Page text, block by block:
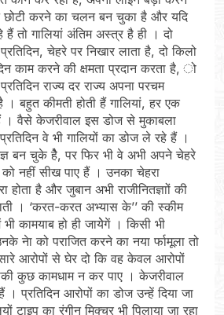
छोटी करने का चलन बन चुका है और यदि
हैं तो गालियां अंतिम अस्त्र है ही । दो
चेहरे पर निखार लाता है, दो किलो
काम करने की क्षमता प्रदान करता है, ो
राज्य दर राज्य अपना परचम
। बहुत कीमती होती हैं गालियां, हर एक
। वैसे केजरीवाल इस डोज से मुकाबला
वे भी गालियों का डोज ले रहे हैं ।
बन चुके हेै, पर फिर भी वे अभी अपने चेहरे
नहीं सीख पाए हैं । उनका चेहरा
होता है और जुबान अभी राजीनितज्ञाों की
। ‘करत-करत अभ्यास के’’ की स्कीम
कामयाब हो ही जायेेगें । किसी भी
नेा को पराजित करने का नया र्फामूला तो
आरोपों से घेर दो कि वह केवल आरोपों
कुछ कामधाम न कर पाए । केजरीवाल
प्रतिदिन आरोपों का डोज उन्हें दिया जा
टाइप का रंगीन मिक्चर भी पिलाया जा रहा